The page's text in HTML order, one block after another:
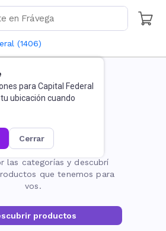
(1406)
para Capital Federal
ubicación cuando
cerrar
no existe
las categorías y descubrí
que tenemos para
vos.
productos